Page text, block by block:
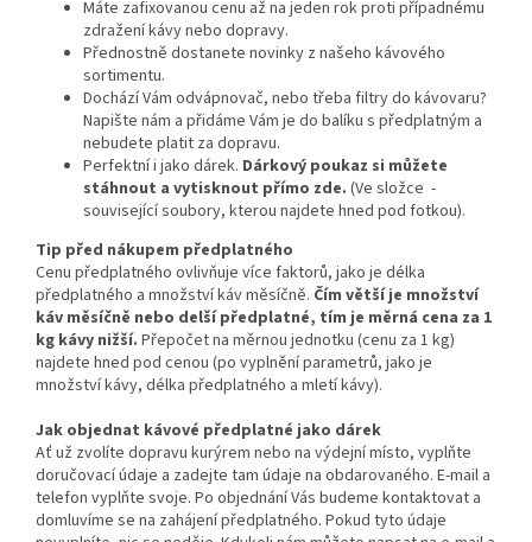
Máte zafixovanou cenu až na jeden rok proti případnému
zdražení kávy nebo dopravy.
Přednostně dostanete novinky z našeho kávového
sortimentu.
Dochází Vám odvápnovač, nebo třeba filtry do kávovaru?
Napište nám a přidáme Vám je do balíku s předplatným a
nebudete platit za dopravu.
Perfektní i jako dárek. Dárkový poukaz si můžete
stáhnout a vytisknout přímo zde. (Ve složce -
související soubory, kterou najdete hned pod fotkou).
Tip před nákupem předplatného
Cenu předplatného ovlivňuje více faktorů, jako je délka
předplatného a množství káv měsíčně. Čím větší je množství
káv měsíčně nebo delší předplatné, tím je měrná cena za 1
kg kávy nižší. Přepočet na měrnou jednotku (cenu za 1 kg)
najdete hned pod cenou (po vyplnění parametrů, jako je
množství kávy, délka předplatného a mletí kávy).
Jak objednat kávové předplatné jako dárek
Ať už zvolíte dopravu kurýrem nebo na výdejní místo, vyplňte
doručovací údaje a zadejte tam údaje na obdarovaného. E-mail a
telefon vyplňte svoje. Po objednání Vás budeme kontaktovat a
domluvíme se na zahájení předplatného. Pokud tyto údaje